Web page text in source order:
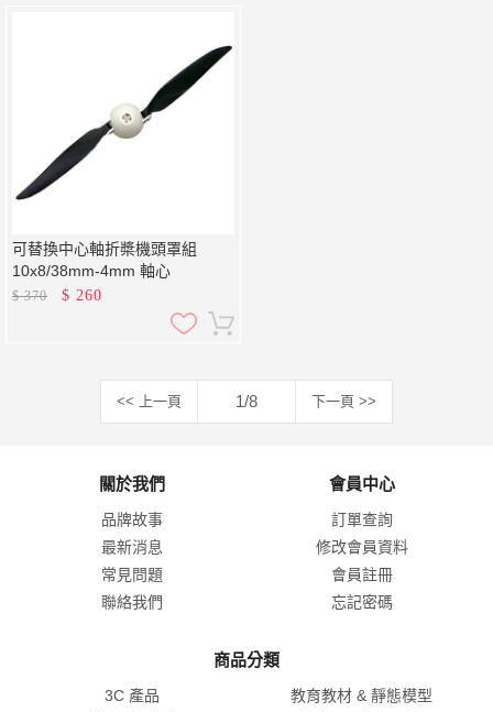
可替換中心軸折槳機頭罩組
10x8/38mm-4mm 軸心
$370 $ 260
<< 上一頁 1/8 下一頁 >>
關於我們
品牌故事
最新消息
常見問題
聯絡我們
會員中心
訂單查詢
修改會員資料
會員註冊
忘記密碼
商品分類
3C 產品
教育教材 & 靜態模型